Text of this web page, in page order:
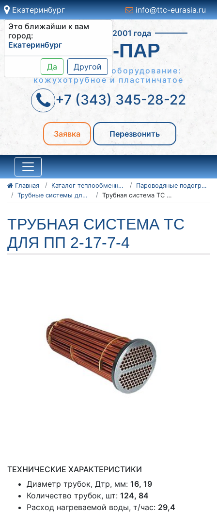
Екатеринбург
Это ближайши к вам
город:
Екатеринбург
Да Другой
info@ttc-eurasia.ru
Работаем с 2001 года
ВОДА-ПАР
Теплообменное оборудование:
кожухотрубное и пластинчатое
+7 (343) 345-28-22
Заявка Перезвонить
Главная Каталог теплообменного оборудования
Пароводяные подогреватели
Трубные системы для ПП
Трубная система ТС для ПП 2-17-7-4
ТРУБНАЯ СИСТЕМА ТС
ДЛЯ ПП 2-17-7-4
ТЕХНИЧЕСКИЕ ХАРАКТЕРИСТИКИ
Диаметр трубок, Дтр, мм: 16, 19
Количество трубок, шт: 124, 84
Расход нагреваемой воды, т/час: 29,4